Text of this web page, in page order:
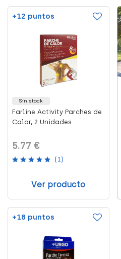
+12 puntos
Sin stock
Farline Activity Parches de
Calor, 2 Unidades
5.77 €
(1)
Ver producto
+18 puntos